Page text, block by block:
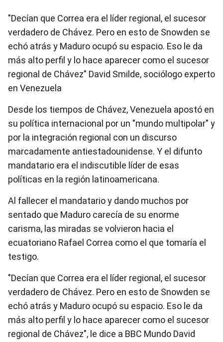
"Decían que Correa era el líder regional, el sucesor
verdadero de Chávez. Pero en esto de Snowden se
echó atrás y Maduro ocupó su espacio. Eso le da
más alto perfil y lo hace aparecer como el sucesor
regional de Chávez" David Smilde, sociólogo experto
en Venezuela
Desde los tiempos de Chávez, Venezuela apostó en
su política internacional por un "mundo multipolar" y
por la integración regional con un discurso
marcadamente antiestadounidense. Y el difunto
mandatario era el indiscutible líder de esas
políticas en la región latinoamericana.
Al fallecer el mandatario y dando muchos por
sentado que Maduro carecía de su enorme
carisma, las miradas se volvieron hacia el
ecuatoriano Rafael Correa como el que tomaría el
testigo.
"Decían que Correa era el líder regional, el sucesor
verdadero de Chávez. Pero en esto de Snowden se
echó atrás y Maduro ocupó su espacio. Eso le da
más alto perfil y lo hace aparecer como el sucesor
regional de Chávez", le dice a BBC Mundo David